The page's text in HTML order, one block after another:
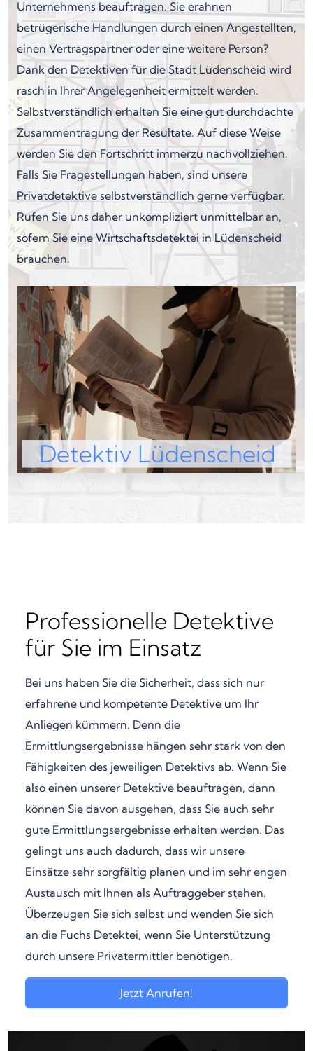
Unternehmens beauftragen. Sie erahnen
betrügerische Handlungen durch einen Angestellten,
einen Vertragspartner oder eine weitere Person?
Dank den Detektiven für die Stadt Lüdenscheid wird
rasch in Ihrer Angelegenheit ermittelt werden.
Selbstverständlich erhalten Sie eine gut durchdachte
Zusammentragung der Resultate. Auf diese Weise
werden Sie den Fortschritt immerzu nachvollziehen.
Falls Sie Fragestellungen haben, sind unsere
Privatdetektive selbstverständlich gerne verfügbar.
Rufen Sie uns daher unkompliziert unmittelbar an,
sofern Sie eine Wirtschaftsdetektei in Lüdenscheid
brauchen.
Professionelle Detektive
für Sie im Einsatz
Bei uns haben Sie die Sicherheit, dass sich nur
erfahrene und kompetente Detektive um Ihr
Anliegen kümmern. Denn die
Ermittlungsergebnisse hängen sehr stark von den
Fähigkeiten des jeweiligen Detektivs ab. Wenn Sie
also einen unserer Detektive beauftragen, dann
können Sie davon ausgehen, dass Sie auch sehr
gute Ermittlungsergebnisse erhalten werden. Das
gelingt uns auch dadurch, dass wir unsere
Einsätze sehr sorgfältig planen und im sehr engen
Austausch mit Ihnen als Auftraggeber stehen.
Überzeugen Sie sich selbst und wenden Sie sich
an die Fuchs Detektei, wenn Sie Unterstützung
durch unsere Privatermittler benötigen.
Jetzt Anrufen!